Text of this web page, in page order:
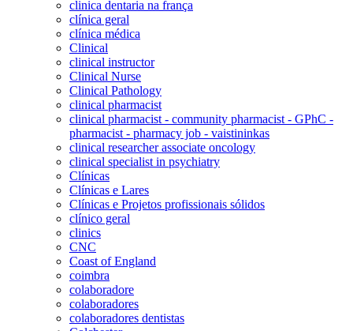
clinica dentaria na frança
clínica geral
clínica médica
Clinical
clinical instructor
Clinical Nurse
Clinical Pathology
clinical pharmacist
clinical pharmacist - community pharmacist - GPhC -
pharmacist - pharmacy job - vaistininkas
clinical researcher associate oncology
clinical specialist in psychiatry
Clínicas
Clínicas e Lares
Clínicas e Projetos profissionais sólidos
clínico geral
clinics
CNC
Coast of England
coimbra
colaboradore
colaboradores
colaboradores dentistas